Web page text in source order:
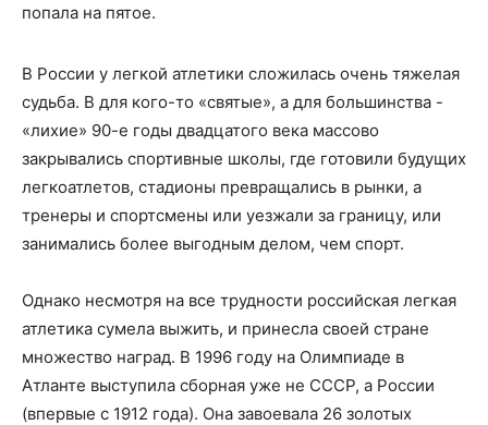
попала на пятое.
В России у легкой атлетики сложилась очень тяжелая
судьба. В для кого-то «святые», а для большинства -
«лихие» 90-е годы двадцатого века массово
закрывались спортивные школы, где готовили будущих
легкоатлетов, стадионы превращались в рынки, а
тренеры и спортсмены или уезжали за границу, или
занимались более выгодным делом, чем спорт.
Однако несмотря на все трудности российская легкая
атлетика сумела выжить, и принесла своей стране
множество наград. В 1996 году на Олимпиаде в
Атланте выступила сборная уже не СССР, а России
(впервые с 1912 года). Она завоевала 26 золотых